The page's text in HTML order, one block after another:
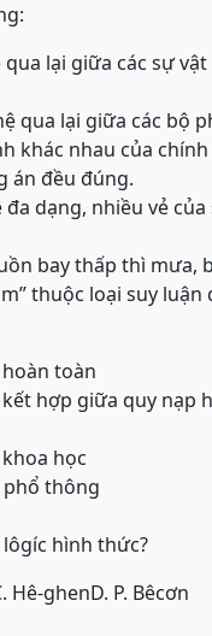
lại giữa các sự
qua lại giữa các bộ
khác nhau của
án đều đúng.
dạng, nhiều vẻ của
bay thấp thì mưa,
thuộc loại suy luận
toàn
hợp giữa quy nạp
học
phổ thông
hình thức?
Hê-ghenD. P. Bêcơn